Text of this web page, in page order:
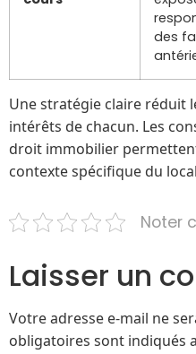
des
Une stratégie claire réduit
intérêts de chacun. Les
droit immobilier
contexte spécifique du
Noter
Laisser un
Votre adresse e-mail ne
obligatoires sont indiqués